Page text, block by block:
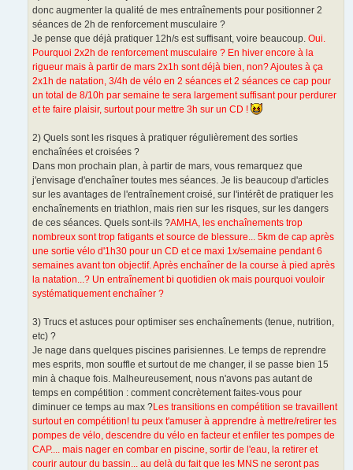
donc augmenter la qualité de mes entraînements pour positionner 2
séances de 2h de renforcement musculaire ?
Je pense que déjà pratiquer 12h/s est suffisant, voire beaucoup. Oui.
Pourquoi 2x2h de renforcement musculaire ? En hiver encore à la
rigueur mais à partir de mars 2x1h sont déjà bien, non? Ajoutes à ça
2x1h de natation, 3/4h de vélo en 2 séances et 2 séances ce cap pour
un total de 8/10h par semaine te sera largement suffisant pour perdurer
et te faire plaisir, surtout pour mettre 3h sur un CD !
2) Quels sont les risques à pratiquer régulièrement des sorties
enchaînées et croisées ?
Dans mon prochain plan, à partir de mars, vous remarquez que
j'envisage d'enchaîner toutes mes séances. Je lis beaucoup d'articles
sur les avantages de l'entraînement croisé, sur l'intérêt de pratiquer les
enchaînements en triathlon, mais rien sur les risques, sur les dangers
de ces séances. Quels sont-ils ?AMHA, les enchaînements trop
nombreux sont trop fatigants et source de blessure... 5km de cap après
une sortie vélo d'1h30 pour un CD et ce maxi 1x/semaine pendant 6
semaines avant ton objectif. Après enchaîner de la course à pied après
la natation...? Un entraînement bi quotidien ok mais pourquoi vouloir
systématiquement enchaîner ?
3) Trucs et astuces pour optimiser ses enchaînements (tenue, nutrition,
etc) ?
Je nage dans quelques piscines parisiennes. Le temps de reprendre
mes esprits, mon souffle et surtout de me changer, il se passe bien 15
min à chaque fois. Malheureusement, nous n'avons pas autant de
temps en compétition : comment concrètement faites-vous pour
diminuer ce temps au max ?Les transitions en compétition se travaillent
surtout en compétition! tu peux t'amuser à apprendre à mettre/retirer tes
pompes de vélo, descendre du vélo en facteur et enfiler tes pompes de
CAP.... mais nager en combar en piscine, sortir de l'eau, la retirer et
courir autour du bassin... au delà du fait que les MNS ne seront pas